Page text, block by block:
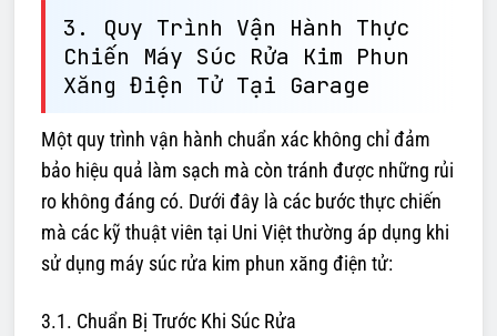
3. Quy Trình Vận Hành Thực
Chiến Máy Súc Rửa Kim Phun
Xăng Điện Tử Tại Garage
Một quy trình vận hành chuẩn xác không chỉ đảm
bảo hiệu quả làm sạch mà còn tránh được những rủi
ro không đáng có. Dưới đây là các bước thực chiến
mà các kỹ thuật viên tại Uni Việt thường áp dụng khi
sử dụng máy súc rửa kim phun xăng điện tử:
3.1. Chuẩn Bị Trước Khi Súc Rửa